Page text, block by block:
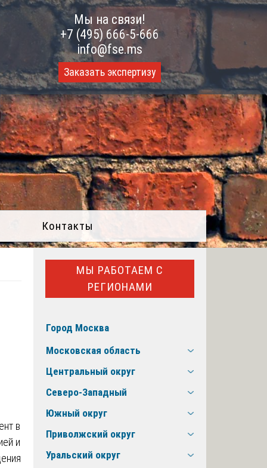
Мы на связи!
+7 (495) 666-5-666
info@fse.ms
Заказать экспертизу
Контакты
в
и
МЫ РАБОТАЕМ С
РЕГИОНАМИ
Город Москва
Московская область
Центральный округ
Северо-Западный
Южный округ
Приволжский округ
Уральский округ